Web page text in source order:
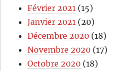
Février 2021 (15)
Janvier 2021 (20)
Décembre 2020 (18)
Novembre 2020 (17)
Octobre 2020 (18)